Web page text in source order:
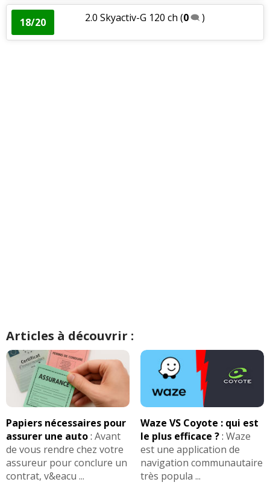
18/20 2.0 Skyactiv-G 120 ch (0 )
Articles à découvrir :
Papiers nécessaires pour
assurer une auto: Avant
de vous rendre chez votre
assureur pour conclure un
contrat, v&eacu ...
Waze VS Coyote : qui est
le plus efficace ?: Waze
est une application de
navigation communautaire
très popula ...